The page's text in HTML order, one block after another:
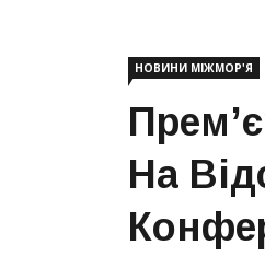
НОВИНИ МІЖМОР'Я
На